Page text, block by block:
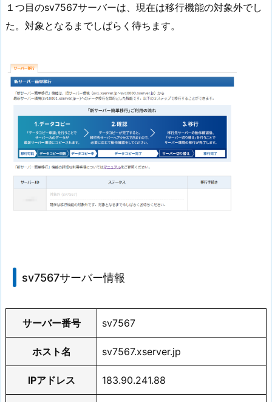
１つ目のsv7567サーバーは、現在は移行機能の対象外でし
た。対象となるまでしばらく待ちます。
sv7567サーバー情報
サーバー番号 sv7567
ホスト名 sv7567.xserver.jp
IPアドレス 183.90.241.88